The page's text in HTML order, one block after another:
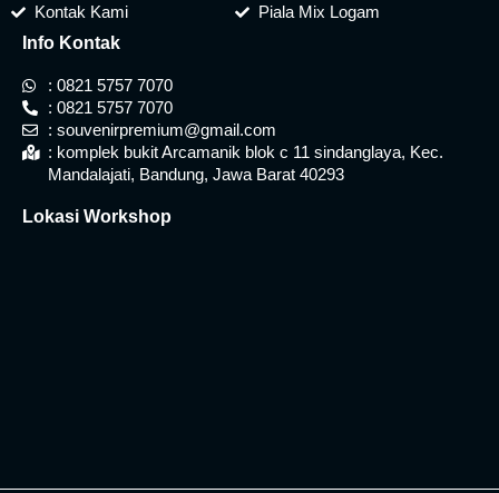
Kontak Kami
Piala Mix Logam
Info Kontak
: 0821 5757 7070
: 0821 5757 7070
: souvenirpremium@gmail.com
: komplek bukit Arcamanik blok c 11 sindanglaya, Kec.
Mandalajati, Bandung, Jawa Barat 40293
Lokasi Workshop